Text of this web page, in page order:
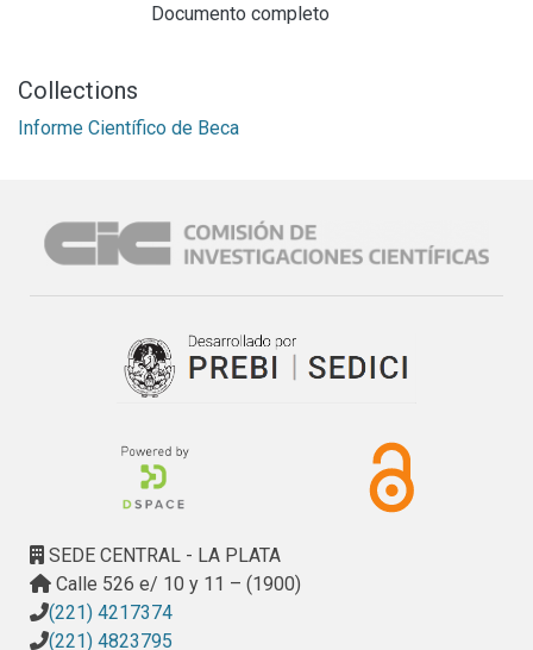
Documento completo
Collections
Informe Científico de Beca
SEDE CENTRAL - LA PLATA
Calle 526 e/ 10 y 11 – (1900)
(221) 4217374
(221) 4823795